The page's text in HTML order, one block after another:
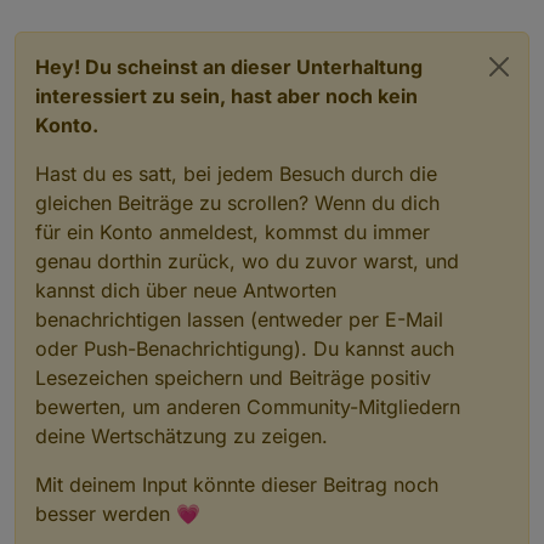
Hier der geänderte Export:
Spoiler
Bei Fragen, fragen.
Grüße
Hey! Du scheinst an dieser Unterhaltung
interessiert zu sein, hast aber noch kein
Konto.
Hast du es satt, bei jedem Besuch durch die
gleichen Beiträge zu scrollen? Wenn du dich
für ein Konto anmeldest, kommst du immer
genau dorthin zurück, wo du zuvor warst, und
kannst dich über neue Antworten
benachrichtigen lassen (entweder per E-Mail
oder Push-Benachrichtigung). Du kannst auch
Lesezeichen speichern und Beiträge positiv
bewerten, um anderen Community-Mitgliedern
deine Wertschätzung zu zeigen.
Mit deinem Input könnte dieser Beitrag noch
besser werden 💗